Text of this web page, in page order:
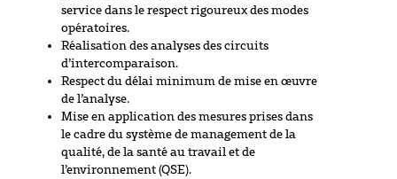
service dans le respect rigoureux des modes
opératoires.
Réalisation des analyses des circuits
d’intercomparaison.
Respect du délai minimum de mise en œuvre
de l’analyse.
Mise en application des mesures prises dans
le cadre du système de management de la
qualité, de la santé au travail et de
l’environnement (QSE).